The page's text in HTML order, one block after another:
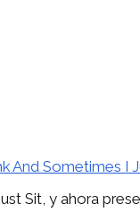
And Sometimes I
Sit, y ahora